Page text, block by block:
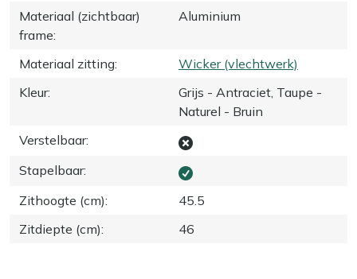
Materiaal (zichtbaar)
frame:
Aluminium
Materiaal zitting:
Wicker (vlechtwerk)
Kleur:
Grijs - Antraciet, Taupe -
Naturel - Bruin
Verstelbaar:
Stapelbaar:
Zithoogte (cm):
45.5
Zitdiepte (cm): 46